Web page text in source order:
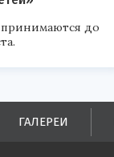
принимаются до
ГАЛЕРЕИ